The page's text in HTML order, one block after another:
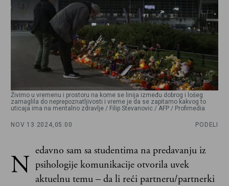
Živimo u vremenu i prostoru na kome se linija između dobrog i lošeg
zamaglila do neprepoznatljivosti i vreme je da se zapitamo kakvog to
uticaja ima na mentalno zdravlje / Filip Stevanovic / AFP / Profimedia
NOV 13 2024, 05:00 PODELI
N edavno sam sa studentima na predavanju iz
psihologije komunikacije otvorila uvek
aktuelnu temu – da li reći partneru/partnerki